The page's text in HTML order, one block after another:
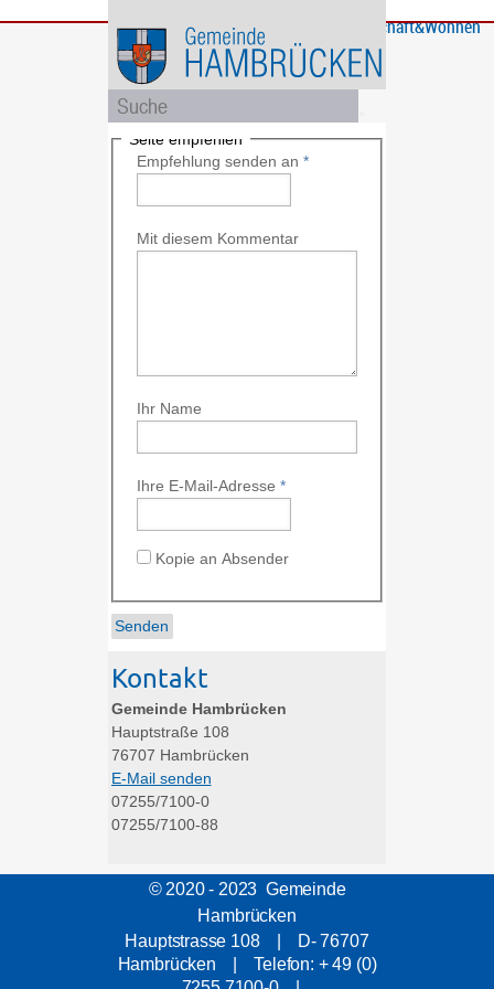
Bürgerservice
GemeindeBildung
und
Soziales
Rathaus
und
Politik
Wirtschaft&Wohnen
Seite empfehlen
Empfehlung senden an *
Mit diesem Kommentar
Ihr Name
Ihre E-Mail-Adresse *
Kopie an Absender
Kontakt
Gemeinde Hambrücken
Hauptstraße 108
76707 Hambrücken
E-Mail senden
07255/7100-0
07255/7100-88
© 2020 - 2023 Gemeinde
Hambrücken
Hauptstrasse 108 | D- 76707
Hambrücken | Telefon: + 49 (0)